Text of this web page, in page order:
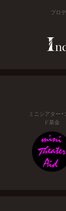
プロ
ミニシアター・
ド基金